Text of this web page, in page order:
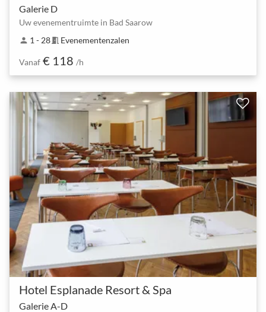
Galerie D
Uw evenementruimte in Bad Saarow
person 1 - 28meeting_room Evenementenzalen
Vanaf € 118 /h
Hotel Esplanade Resort & Spa
Galerie A-D